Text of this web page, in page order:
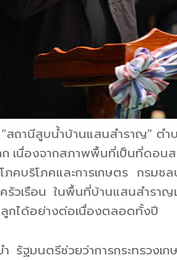
ถานีสูบน้ำบ้านแสนสำราญ” ต
เนื่องจากสภาพพื้นที่เป็นที่ดอ
ภคบริโภคและการเกษตร กรม
รัวเรือน ในพื้นที่บ้านแสนสำรา
ปลูกได้อย่างต่อเนื่องตลอดทั้งปี
รัฐมนตรีช่วยว่าการกระทรวงเ